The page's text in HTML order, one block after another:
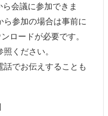
会議に参加できま
参加の場合は事前に
ロードが必要です。
ください。
でお伝えすることも